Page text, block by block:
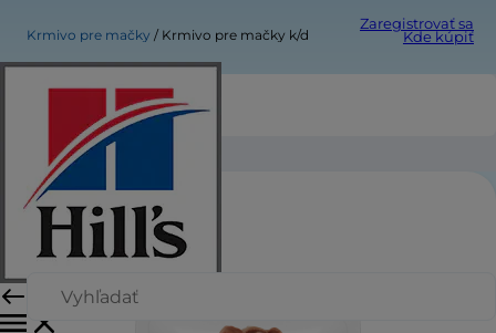
Zaregistrovať sa
Kde kúpiť
Krmivo pre mačky Krmivo pre mačky k/d
Krmivo pre mačky k/d